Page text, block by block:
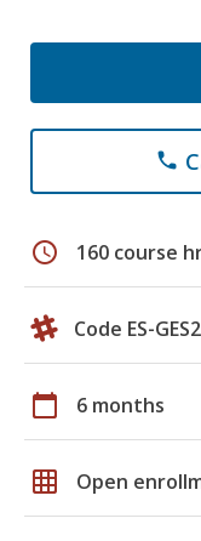
phone
schedule 160 course
Code ES-
calendar_today 6 months
grid_on Open